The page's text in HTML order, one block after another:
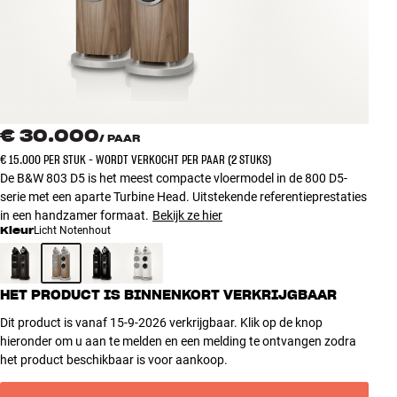
INSPIRATIE
AANBIEDINGEN
Winkels
Klantenservice
Inloggen
Klantenservice
Bouw met geluid
€ 30.000/ PAAR
€ 15.000 PER STUK - WORDT VERKOCHT PER PAAR (2 STUKS)
De B&W 803 D5 is het meest compacte vloermodel in de 800 D5-
serie met een aparte Turbine Head. Uitstekende referentieprestaties
in een handzamer formaat. Bekijk ze hier
KleurLicht Notenhout
HET PRODUCT IS BINNENKORT VERKRIJGBAAR
Dit product is vanaf 15-9-2026 verkrijgbaar. Klik op de knop
hieronder om u aan te melden en een melding te ontvangen zodra
het product beschikbaar is voor aankoop.